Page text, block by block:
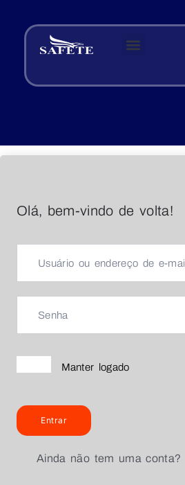
Olá, bem-vindo de volta!
Manter logado
Entrar
Ainda não tem uma conta?